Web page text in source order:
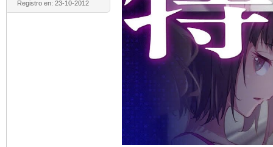
Registro en: 23-10-2012